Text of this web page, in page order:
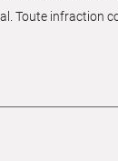
Toute infraction